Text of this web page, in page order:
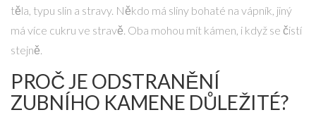
těla, typu slin a stravy. Někdo má sliny bohaté na vápník, jiný
má více cukru ve stravě. Oba mohou mít kámen, i když se čistí
stejně.
PROČ JE ODSTRANĚNÍ
ZUBNÍHO KAMENE DŮLEŽITÉ?